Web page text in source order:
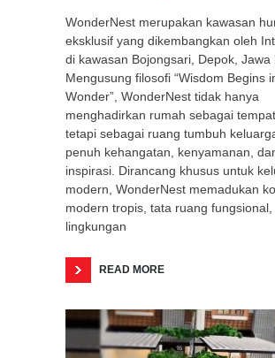
WonderNest merupakan kawasan
eksklusif yang dikembangkan oleh
di kawasan Bojongsari, Depok, Jawa
Mengusung filosofi “Wisdom Begins
Wonder”, WonderNest tidak hanya
menghadirkan rumah sebagai
tetapi sebagai ruang tumbuh
penuh kehangatan, kenyamanan,
inspirasi. Dirancang khusus untuk
modern, WonderNest memadukan
modern tropis, tata ruang fungsional,
lingkungan
READ MORE